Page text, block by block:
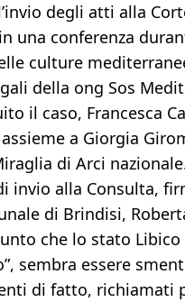
degli atti alla
una conferenza
culture
della ong Sos
il caso, Francesca
a Giorgia
di Arci
invio alla Consulta,
di Brindisi,
che lo stato
sembra essere
di fatto, richiamati